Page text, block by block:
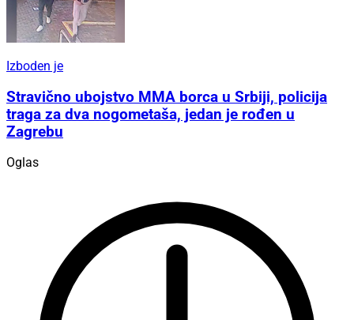
Izboden je
Stravično ubojstvo MMA borca u Srbiji, policija
traga za dva nogometaša, jedan je rođen u
Zagrebu
Oglas